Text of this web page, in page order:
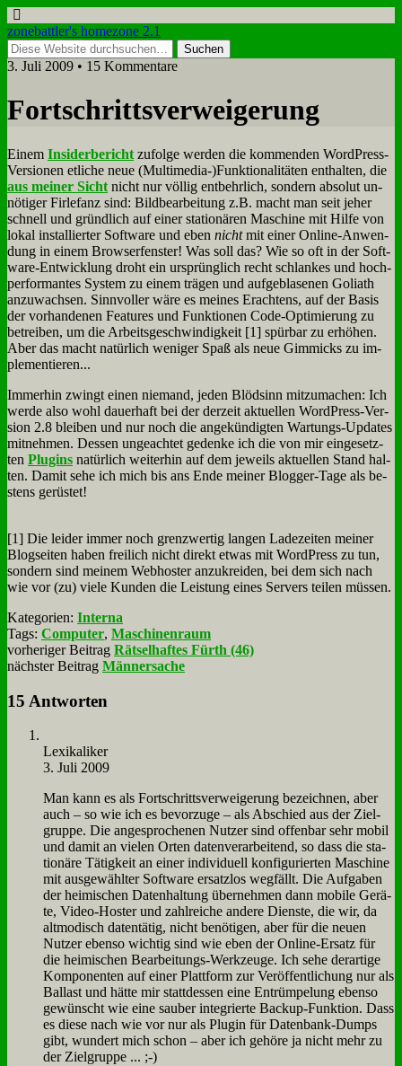
zonebattler's homezone 2.1
3. Juli 2009 • 15 Kommentare
Fort­schritts­ver­wei­ge­rung
Ei­nem In­si­der­be­richt zu­fol­ge wer­den die kom­men­den Word­Press-
Ver­sio­nen et­li­che neue (Multimedia-)Funktionalitäten ent­hal­ten, die
aus mei­ner Sicht nicht nur völ­lig ent­behr­lich, son­dern ab­so­lut un­
nö­ti­ger Fir­le­fanz sind: Bild­be­ar­bei­tung z.B. macht man seit je­her
schnell und gründ­lich auf ei­ner sta­tio­nä­ren Ma­schi­ne mit Hil­fe von
lo­kal in­stal­lier­ter Soft­ware und eben nichtmit ei­ner On­line-An­wen­
dung in ei­nem Brow­ser­fen­ster! Was soll das? Wie so oft in der Soft­
ware-Ent­wick­lung droht ein ur­sprüng­lich recht schlan­kes und hoch­
per­for­man­tes Sy­stem zu ei­nem trä­gen und auf­ge­bla­se­nen Go­li­ath
an­zu­wach­sen. Sinn­vol­ler wä­re es mei­nes Er­ach­tens, auf der Ba­sis
der vor­han­de­nen Fea­tures und Funk­tio­nen Code-Op­ti­mie­rung zu
be­trei­ben, um die Ar­beits­ge­schwin­dig­keit [1] spür­bar zu er­hö­hen.
Aber das macht na­tür­lich we­ni­ger Spaß als neue Gim­micks zu im­
ple­men­tie­ren...
Im­mer­hin zwingt ei­nen nie­mand, je­den Blöd­sinn mit­zu­ma­chen: Ich
wer­de al­so wohl dau­er­haft bei der der­zeit ak­tu­el­len Word­Press-Ver­
si­on 2.8 blei­ben und nur noch die an­ge­kün­dig­ten War­tungs-Up­dates
mit­neh­men. Des­sen un­ge­ach­tet ge­den­ke ich die von mir ein­ge­setz­
ten Plug­ins na­tür­lich wei­ter­hin auf dem je­weils ak­tu­el­len Stand hal­
ten. Da­mit se­he ich mich bis ans En­de mei­ner Blog­ger-Ta­ge als be­
stens ge­rü­stet!
[1] Die lei­der im­mer noch grenz­wer­tig lan­gen La­de­zei­ten mei­ner
Blog­sei­ten ha­ben frei­lich nicht di­rekt et­was mit Word­Press zu tun,
son­dern sind mei­nem Web­ho­ster an­zu­krei­den, bei dem sich nach
wie vor (zu) vie­le Kun­den die Lei­stung ei­nes Ser­vers tei­len müs­sen.
Kategorien: Interna
Tags: Computer, Maschinenraum
vorheriger Beitrag Rätselhaftes Fürth (46)
nächster Beitrag Männersache
15 Antworten
Le­xi­ka­li­ker
3. Juli 2009
Man kann es als Fort­schritts­ver­wei­ge­rung be­zeich­nen, aber
auch – so wie ich es be­vor­zu­ge – als Ab­schied aus der Ziel­
grup­pe. Die an­ge­spro­che­nen Nut­zer sind of­fen­bar sehr mo­bil
und da­mit an vie­len Or­ten da­ten­ver­ar­bei­tend, so dass die sta­
tio­nä­re Tä­tig­keit an ei­ner in­di­vi­du­ell kon­fi­gu­rier­ten Ma­schi­ne
mit aus­ge­wähl­ter Soft­ware er­satz­los weg­fällt. Die Auf­ga­ben
der hei­mi­schen Da­ten­hal­tung über­neh­men dann mo­bi­le Ge­rä­
te, Vi­deo-Ho­ster und zahl­rei­che an­de­re Dien­ste, die wir, da
alt­mo­disch da­ten­tä­tig, nicht be­nö­ti­gen, aber für die neu­en
Nut­zer eben­so wich­tig sind wie eben der On­line-Er­satz für
die hei­mi­schen Be­ar­bei­tungs-Werk­zeu­ge. Ich se­he der­ar­ti­ge
Kom­po­nen­ten auf ei­ner Platt­form zur Ver­öf­fent­li­chung nur als
Bal­last und hät­te mir statt­des­sen ei­ne Ent­rüm­pe­lung eben­so
ge­wünscht wie ei­ne sau­ber in­te­grier­te Back­up-Funk­ti­on. Dass
es die­se nach wie vor nur als Plug­in für Da­ten­bank-Dumps
gibt, wun­dert mich schon – aber ich ge­hö­re ja nicht mehr zu
der Ziel­grup­pe ... ;-)